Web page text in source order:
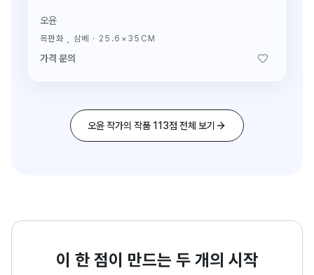
오윤
목판화 , 삼베 · 25.6×35CM
가격 문의
오윤 작가의 작품 113점 전체 보기
이 한 점이 만드는 두 개의 시작